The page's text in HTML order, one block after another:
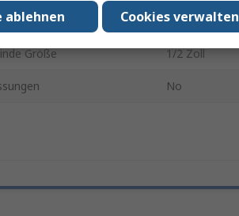
127mm
Größe 1/2 Zoll
No
Cookies verwalten
ablehnen